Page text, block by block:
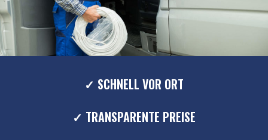
✓ SCHNELL VOR ORT
✓ TRANSPARENTE PREISE